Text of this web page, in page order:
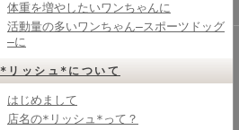
体重を増やしたいワンちゃんに
活動量の多いワンちゃん―スポーツドッグ
―に
*リッシュ*について
はじめまして
店名の*リッシュ*って？